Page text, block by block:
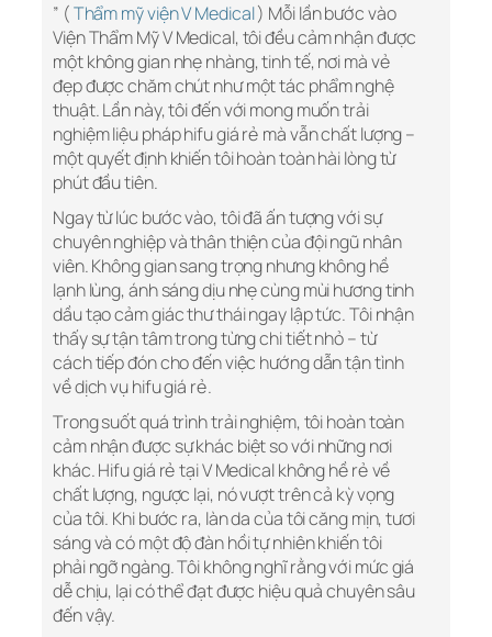
” (Thẩm mỹ viện V Medical) Mỗi lần bước vào
Viện Thẩm Mỹ V Medical, tôi đều cảm nhận được
một không gian nhẹ nhàng, tinh tế, nơi mà vẻ
đẹp được chăm chút như một tác phẩm nghệ
thuật. Lần này, tôi đến với mong muốn trải
nghiệm liệu pháp hifu giá rẻ mà vẫn chất lượng –
một quyết định khiến tôi hoàn toàn hài lòng từ
phút đầu tiên.
Ngay từ lúc bước vào, tôi đã ấn tượng với sự
chuyên nghiệp và thân thiện của đội ngũ nhân
viên. Không gian sang trọng nhưng không hề
lạnh lùng, ánh sáng dịu nhẹ cùng mùi hương tinh
dầu tạo cảm giác thư thái ngay lập tức. Tôi nhận
thấy sự tận tâm trong từng chi tiết nhỏ – từ
cách tiếp đón cho đến việc hướng dẫn tận tình
về dịch vụ hifu giá rẻ.
Trong suốt quá trình trải nghiệm, tôi hoàn toàn
cảm nhận được sự khác biệt so với những nơi
khác. Hifu giá rẻ tại V Medical không hề rẻ về
chất lượng, ngược lại, nó vượt trên cả kỳ vọng
của tôi. Khi bước ra, làn da của tôi căng mịn, tươi
sáng và có một độ đàn hồi tự nhiên khiến tôi
phải ngỡ ngàng. Tôi không nghĩ rằng với mức giá
dễ chịu, lại có thể đạt được hiệu quả chuyên sâu
đến vậy.